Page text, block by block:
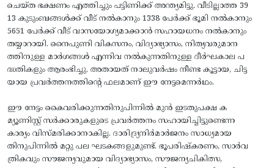
ചെയ്ത ഭക്ഷണം എത്തിച്ചും പട്ടിണിക്ക് അന്ത്യമിട്ടു. വീടില്ലാത്ത 39
13 കുടുംബങ്ങൾക്ക് വീട്‌ നൽകാനും 1338 പേർക്ക്‌ ഭൂമി നൽകാനും
5651 പേർക്ക് വീട് വാസയോഗ്യമാക്കാൻ സഹായധനം നൽകാനും
തയ്യാറായി. നൈപുണി വികസനം, വിദ്യാഭ്യാസം, നിത്യവരുമാന
ത്തിനുള്ള മാർഗങ്ങൾ എന്നിവ നൽകുന്നതിനുള്ള ദീർഘകാല പ
ദ്ധതികളും ആരംഭിച്ചു. അതായത് നാലുവർഷം നീണ്ട കൂട്ടായ, ചിട്ട
യായ പ്രവർത്തനത്തിന്റെ ഫലമാണ് ഈ നേട്ടമെന്നർഥം.
ഈ നേട്ടം കൈവരിക്കുന്നതിനുപിന്നിൽ മുൻ ഇടതുപക്ഷ ക
മ്യൂണിസ്റ്റ് സർക്കാരുകളുടെ പ്രവർത്തനം സഹായിച്ചിട്ടുണ്ടെന്ന
കാര്യം വിസ്മരിക്കാനാകില്ല. ദാരിദ്ര്യനിർമാർജനം സാധ്യമായ
തിനുപിന്നിൽ മറ്റു പല ഘടകങ്ങളുമുണ്ട്. ഭൂപരിഷ്കരണം, സാർവ
ത്രികവും സൗജന്യവുമായ വിദ്യാഭ്യാസം, സൗജന്യചികിത്സ,